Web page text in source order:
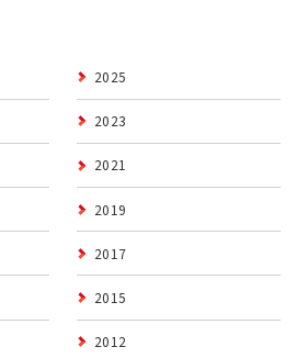
2025
2023
2021
2019
2017
2015
2012